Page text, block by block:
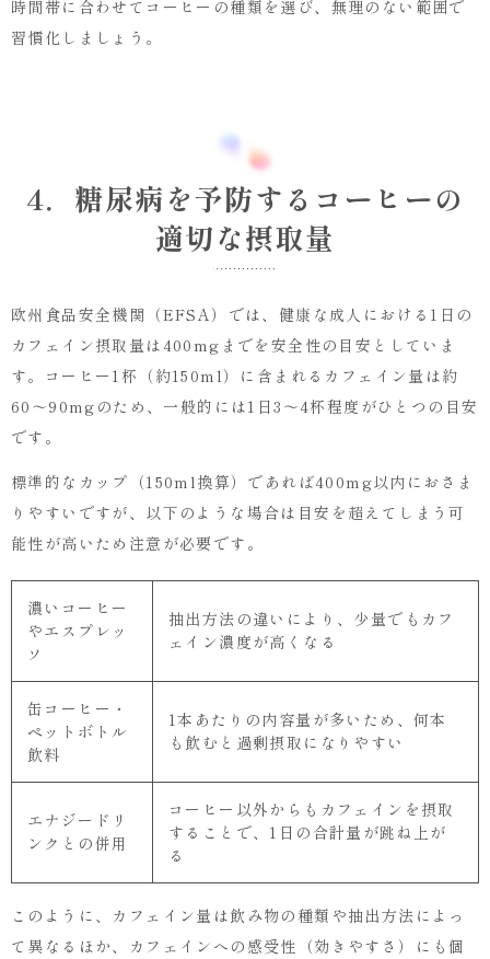
時間帯に合わせてコーヒーの種類を選び、無理のない範囲で
習慣化しましょう。
4．糖尿病を予防するコーヒーの
適切な摂取量
欧州食品安全機関（EFSA）では、健康な成人における1日の
カフェイン摂取量は400mgまでを安全性の目安としていま
す。コーヒー1杯（約150ml）に含まれるカフェイン量は約
60〜90mgのため、一般的には1日3〜4杯程度がひとつの目安
です。
標準的なカップ（150ml換算）であれば400mg以内におさま
りやすいですが、以下のような場合は目安を超えてしまう可
能性が高いため注意が必要です。
濃いコーヒー
やエスプレッ
ソ
抽出方法の違いにより、少量でもカフ
ェイン濃度が高くなる
缶コーヒー・
ペットボトル
飲料
1本あたりの内容量が多いため、何本
も飲むと過剰摂取になりやすい
エナジードリ
ンクとの併用
コーヒー以外からもカフェインを摂取
することで、1日の合計量が跳ね上が
る
このように、カフェイン量は飲み物の種類や抽出方法によっ
て異なるほか、カフェインへの感受性（効きやすさ）にも個